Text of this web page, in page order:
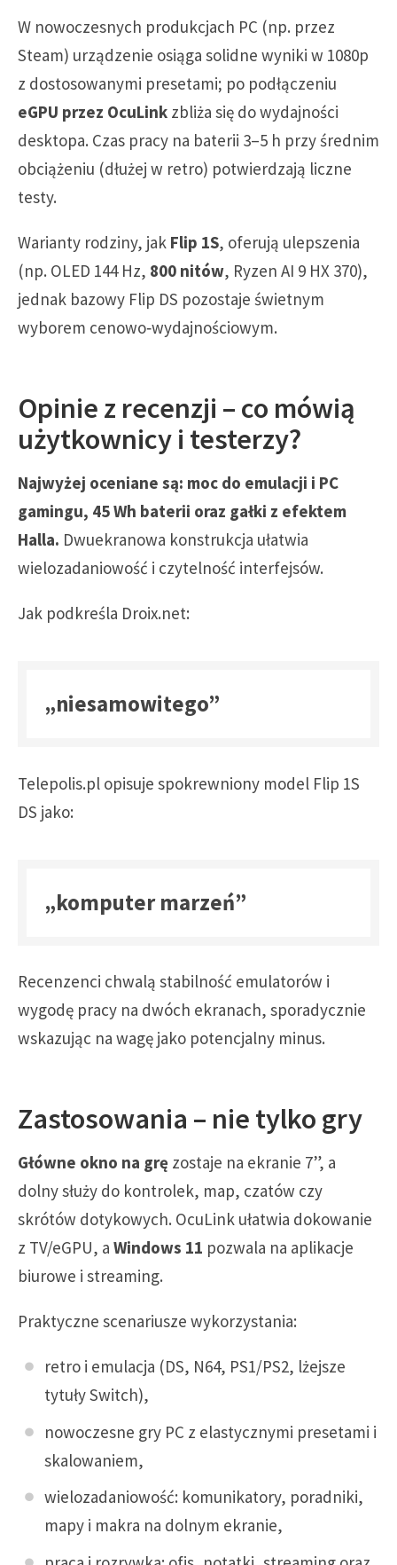
W nowoczesnych produkcjach PC (np. przez
Steam) urządzenie osiąga solidne wyniki w 1080p
z dostosowanymi presetami; po podłączeniu
eGPU przez OcuLink zbliża się do wydajności
desktopa. Czas pracy na baterii 3–5 h przy średnim
obciążeniu (dłużej w retro) potwierdzają liczne
testy.
Warianty rodziny, jak Flip 1S, oferują ulepszenia
(np. OLED 144 Hz, 800 nitów, Ryzen AI 9 HX 370),
jednak bazowy Flip DS pozostaje świetnym
wyborem cenowo‑wydajnościowym.
Opinie z recenzji – co mówią
użytkownicy i testerzy?
Najwyżej oceniane są: moc do emulacji i PC
gamingu, 45 Wh baterii oraz gałki z efektem
Halla. Dwuekranowa konstrukcja ułatwia
wielozadaniowość i czytelność interfejsów.
Jak podkreśla Droix.net:
„niesamowitego”
Telepolis.pl opisuje spokrewniony model Flip 1S
DS jako:
„komputer marzeń”
Recenzenci chwalą stabilność emulatorów i
wygodę pracy na dwóch ekranach, sporadycznie
wskazując na wagę jako potencjalny minus.
Zastosowania – nie tylko gry
Główne okno na grę zostaje na ekranie 7”, a
dolny służy do kontrolek, map, czatów czy
skrótów dotykowych. OcuLink ułatwia dokowanie
z TV/eGPU, a Windows 11 pozwala na aplikacje
biurowe i streaming.
Praktyczne scenariusze wykorzystania:
retro i emulacja (DS, N64, PS1/PS2, lżejsze
tytuły Switch),
nowoczesne gry PC z elastycznymi presetami i
skalowaniem,
wielozadaniowość: komunikatory, poradniki,
mapy i makra na dolnym ekranie,